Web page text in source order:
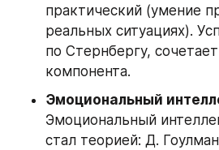
практический (умение
реальных ситуациях).
по Стернбергу,
компонента.
Эмоциональный
Эмоциональный
стал теорией: Д.